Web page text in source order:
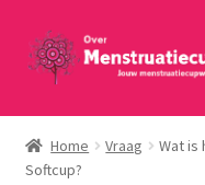
Ga
door
navigatie
Ga
naar
inhoud
Home
30 minuten persoonlijk
Home Vraag
Wat is
Softcup?